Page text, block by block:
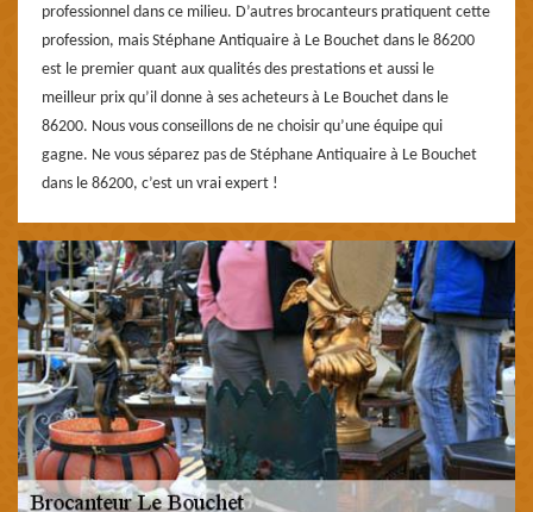
professionnel dans ce milieu. D’autres brocanteurs pratiquent cette
profession, mais Stéphane Antiquaire à Le Bouchet dans le 86200
est le premier quant aux qualités des prestations et aussi le
meilleur prix qu’il donne à ses acheteurs à Le Bouchet dans le
86200. Nous vous conseillons de ne choisir qu’une équipe qui
gagne. Ne vous séparez pas de Stéphane Antiquaire à Le Bouchet
dans le 86200, c’est un vrai expert !